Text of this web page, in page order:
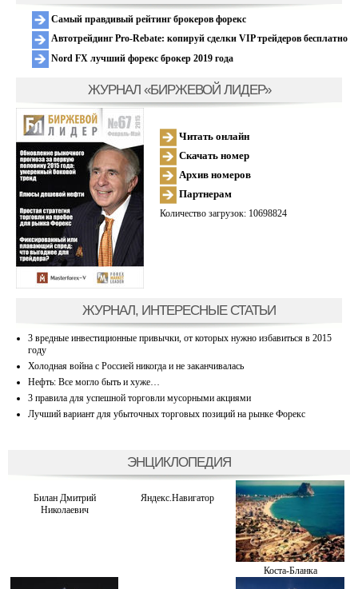
Самый правдивый рейтинг брокеров форекс
Автотрейдинг Pro-Rebate: копируй сделки VIP трейдеров бесплатно
Nord FX лучший форекс брокер 2019 года
ЖУРНАЛ «БИРЖЕВОЙ ЛИДЕР»
Читать онлайн
Скачать номер
Архив номеров
Партнерам
Количество загрузок: 10698824
ЖУРНАЛ, ИНТЕРЕСНЫЕ СТАТЬИ
3 вредные инвестиционные привычки, от которых нужно избавиться в 2015
году
Холодная война с Россией никогда и не заканчивалась
Нефть: Все могло быть и хуже…
3 правила для успешной торговли мусорными акциями
Лучший вариант для убыточных торговых позиций на рынке Форекс
ЭНЦИКЛОПЕДИЯ
Билан Дмитрий
Николаевич
Яндекс.Навигатор
Коста-Бланка